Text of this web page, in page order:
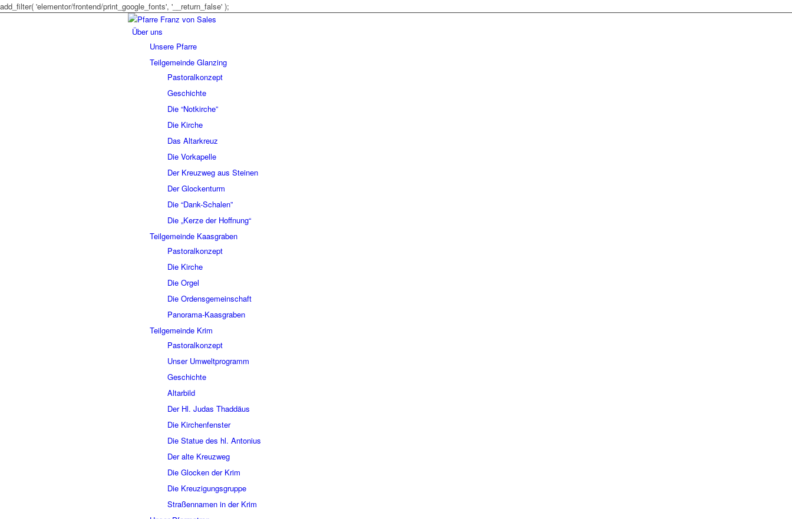
add_filter( 'elementor/frontend/print_google_fonts', '__return_false' );
Über uns
Unsere Pfarre
Teilgemeinde Glanzing
Pastoralkonzept
Geschichte
Die “Notkirche”
Die Kirche
Das Altarkreuz
Die Vorkapelle
Der Kreuzweg aus Steinen
Der Glockenturm
Die “Dank-Schalen”
Die „Kerze der Hoffnung“
Teilgemeinde Kaasgraben
Pastoralkonzept
Die Kirche
Die Orgel
Die Ordensgemeinschaft
Panorama-Kaasgraben
Teilgemeinde Krim
Pastoralkonzept
Unser Umweltprogramm
Geschichte
Altarbild
Der Hl. Judas Thaddäus
Die Kirchenfenster
Die Statue des hl. Antonius
Der alte Kreuzweg
Die Glocken der Krim
Die Kreuzigungsgruppe
Straßennamen in der Krim